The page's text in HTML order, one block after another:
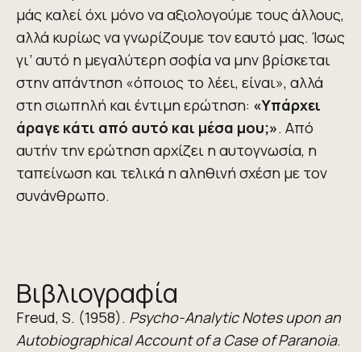
μάς καλεί όχι μόνο να αξιολογούμε τους άλλους,
αλλά κυρίως να γνωρίζουμε τον εαυτό μας. Ίσως
γι’ αυτό η μεγαλύτερη σοφία να μην βρίσκεται
στην απάντηση «όποιος το λέει, είναι», αλλά
στη σιωπηλή και έντιμη ερώτηση: «Υπάρχει
άραγε κάτι από αυτό και μέσα μου;». Από
αυτήν την ερώτηση αρχίζει η αυτογνωσία, η
ταπείνωση και τελικά η αληθινή σχέση με τον
συνάνθρωπο.
Βιβλιογραφία
Freud, S. (1958). Psycho-Analytic Notes upon an
Autobiographical Account of a Case of Paranoia.